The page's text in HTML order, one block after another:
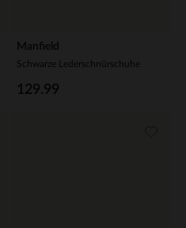
Manfield
Schwarze Lederschnürschuhe
129.99